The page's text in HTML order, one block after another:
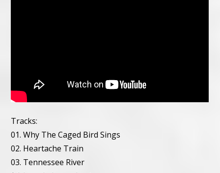
Tracks:
01. Why The Caged Bird Sings
02. Heartache Train
03. Tennessee River